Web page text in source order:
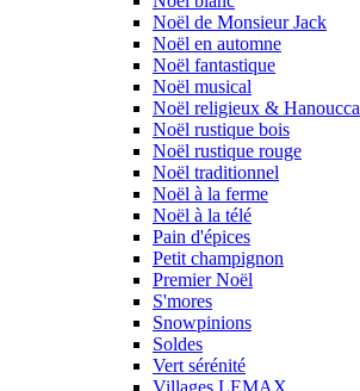
Noël de Monsieur Jack
Noël en automne
Noël fantastique
Noël musical
Noël religieux & Hanoucca
Noël rustique bois
Noël rustique rouge
Noël traditionnel
Noël à la ferme
Noël à la télé
Pain d'épices
Petit champignon
Premier Noël
S'mores
Snowpinions
Soldes
Vert sérénité
Villages LEMAX